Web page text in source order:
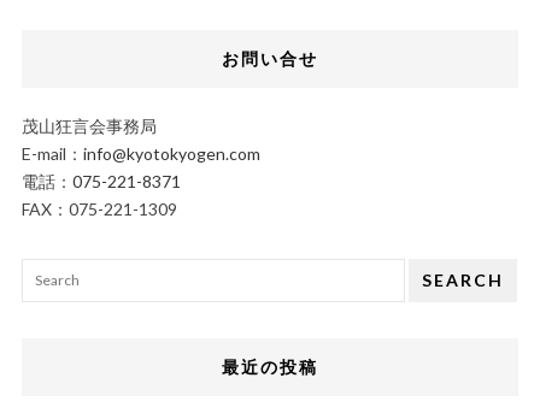
お問い合せ
茂山狂言会事務局
E-mail： info@kyotokyogen.com
電話： 075-221-8371
FAX：075-221-1309
SEARCH
最近の投稿